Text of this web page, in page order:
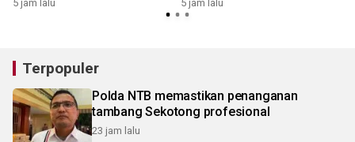
5 jam lalu 5 jam lalu
Terpopuler
Polda NTB memastikan penanganan
tambang Sekotong profesional
23 jam lalu